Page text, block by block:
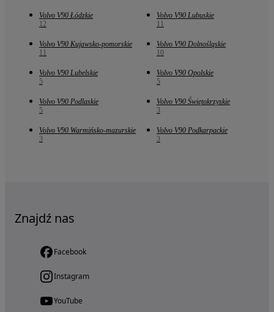
Volvo V90 Łódzkie
12
Volvo V90 Lubuskie
11
Volvo V90 Kujawsko-pomorskie
11
Volvo V90 Dolnośląskie
10
Volvo V90 Lubelskie
5
Volvo V90 Opolskie
5
Volvo V90 Podlaskie
5
Volvo V90 Świętokrzyskie
3
Volvo V90 Warmińsko-mazurskie
3
Volvo V90 Podkarpackie
3
Znajdź nas
Facebook
Instagram
YouTube